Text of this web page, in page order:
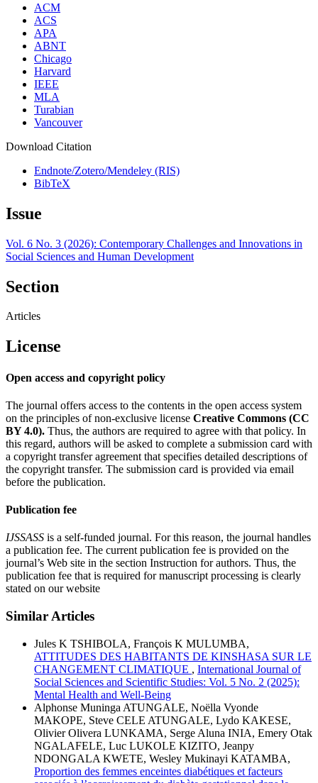
ACM
ACS
APA
ABNT
Chicago
Harvard
IEEE
MLA
Turabian
Vancouver
Download Citation
Endnote/Zotero/Mendeley (RIS)
BibTeX
Issue
Vol. 6 No. 3 (2026): Contemporary Challenges and Innovations in
Social Sciences and Human Development
Section
Articles
License
Open access and copyright policy
The journal offers access to the contents in the open access system
on the principles of non-exclusive license Creative Commons (CC
BY 4.0). Thus, the authors are required to agree with that policy. In
this regard, authors will be asked to complete a submission card with
a copyright transfer agreement that specifies detailed descriptions of
the copyright transfer. The submission card is provided via email
before the publication.
Publication fee
IJSSASS is a self-funded journal. For this reason, the journal handles
a publication fee. The current publication fee is provided on the
journal’s Web site in the section Instruction for authors. Thus, the
publication fee that is required for manuscript processing is clearly
stated on our website
Similar Articles
Jules K TSHIBOLA, François K MULUMBA,
ATTITUDES DES HABITANTS DE KINSHASA SUR LE
CHANGEMENT CLIMATIQUE , International Journal of
Social Sciences and Scientific Studies: Vol. 5 No. 2 (2025):
Mental Health and Well-Being
Alphonse Muninga ATUNGALE, Noëlla Vyonde
MAKOPE, Steve CELE ATUNGALE, Lydo KAKESE,
Olivier Olivera LUNKAMA, Serge Aluna INIA, Emery Otak
NGALAFELE, Luc LUKOLE KIZITO, Jeanpy
NDONGALA KWETE, Wesley Mukinayi KATAMBA,
Proportion des femmes enceintes diabétiques et facteurs